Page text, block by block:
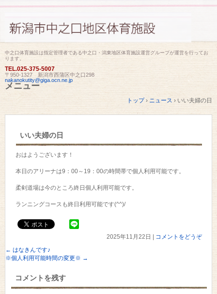
中之口体育施設は指定管理者である中之口・潟東地区体育施設運営グループが運営を行ってお
ります。
TEL.025-375-5007
〒950-1327 新潟市西蒲区中之口298
nakanokutity@giga.ocn.ne.jp
メニュー
トップ › ニュース › いい夫婦の日
いい夫婦の日
おはようございます！
本日のアリーナは9：00～19：00の時間帯で個人利用可能です。
柔剣道場は今のところ終日個人利用可能です。
ランニングコースも終日利用可能です(^^)/
2025年11月22日
コメントをどうぞ
← はなきんです♪
※個人利用可能時間の変更※ →
コメントを残す